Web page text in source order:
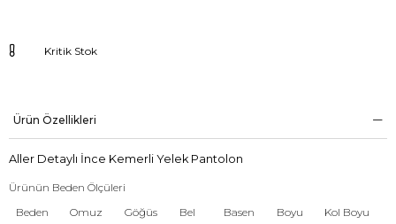
Kritik Stok
Ürün Özellikleri
Aller Detaylı İnce Kemerli Yelek Pantolon
Ürünün Beden Ölçüleri
Beden
Omuz Göğüs Bel Basen Boyu Kol Boyu